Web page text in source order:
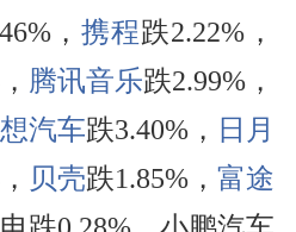
，携程跌2.22%，
腾讯音乐跌2.99%，
汽车跌3.40%， 日月
贝壳跌1.85%，富途